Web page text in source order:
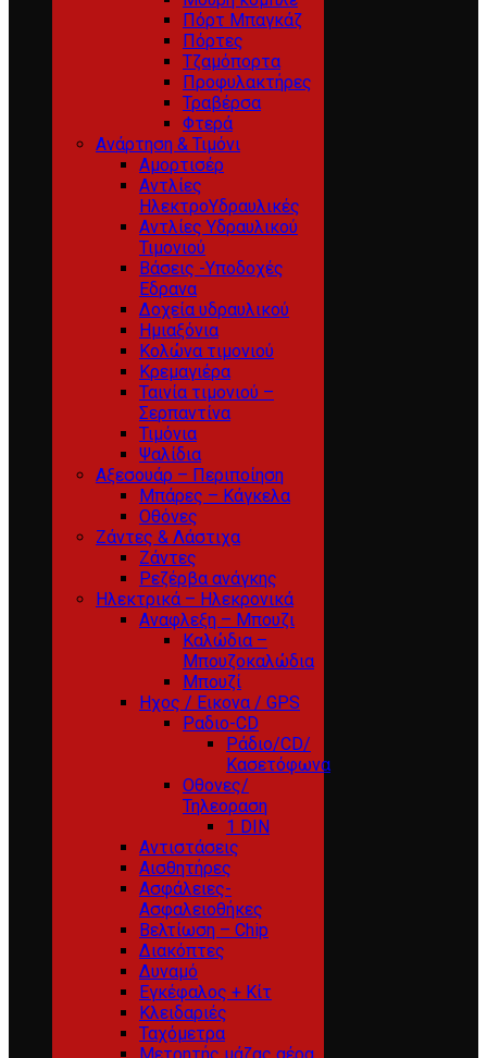
Πόρτ Μπαγκάζ
Πόρτες
Τζαμόπορτα
Προφυλακτήρες
Τραβέρσα
Φτερά
Ανάρτηση & Τιμόνι
Αμορτισέρ
Αντλίες
ΗλεκτροΥδραυλικές
Αντλίες Υδραυλικού
Τιμονιού
Βάσεις -Υποδοχές
Εδρανα
Δοχεία υδραυλικού
Ημιαξόνια
Κολώνα τιμονιού
Κρεμαγιέρα
Ταινία τιμονιού –
Σερπαντίνα
Τιμόνια
Ψαλίδια
Αξεσουάρ – Περιποίηση
Μπάρες – Κάγκελα
Οθόνες
Ζάντες & Λάστιχα
Ζάντες
Ρεζέρβα ανάγκης
Ηλεκτρικά – Ηλεκρονικά
Αναφλεξη – Μπουζι
Καλώδια –
Μπουζοκαλώδια
Μπουζί
Ηχος / Εικονα / GPS
Ραδιο-CD
Ράδιο/CD/
Κασετόφωνα
Οθονες/
Τηλεοραση
1 DIN
Αντιστάσεις
Αισθητήρες
Ασφάλειες-
Ασφαλειοθήκες
Βελτίωση – Chip
Διακόπτες
Δυναμό
Εγκέφαλος + Κίτ
Κλειδαριές
Ταχόμετρα